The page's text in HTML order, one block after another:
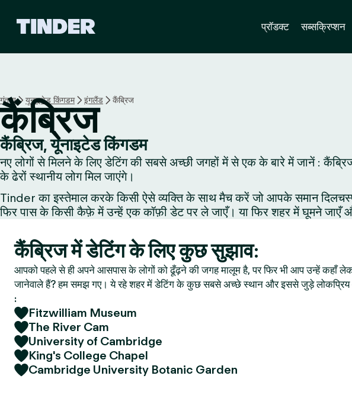
हो
म
प्रॉडक्ट सब्सक्रिप्शन
गंतव्य यूनाइटेड किंगडम इंगलैंड कैंब्रिज
कैंब्रिज
कैंब्रिज, यूनाइटेड किंगडम
नए लोगों से मिलने के लिए डेटिंग की सबसे अच्छी जगहों में से एक के बारे में जानें :
के ढेरों स्थानीय लोग मिल जाएंगे।
Tinder का इस्तेमाल करके किसी ऐसे व्यक्ति के साथ मैच करें जो आपके समान
फिर पास के किसी कैफ़े में उन्हें एक कॉफ़ी डेट पर ले जाएँ। या फिर शहर में घूमने जाएँ
कैंब्रिज में डेटिंग के लिए कुछ सुझाव:
आपको पहले से ही अपने आसपास के लोगों को ढूँढ़ने की जगह मालूम है, पर फिर भी आप उन्हें कहाँ
जानेवाले हैं? हम समझ गए। ये रहे शहर में डेटिंग के कुछ सबसे अच्छे स्थान और इससे जुड़े लोकप्रिय
:
Fitzwilliam Museum
The River Cam
University of Cambridge
King's College Chapel
Cambridge University Botanic Garden